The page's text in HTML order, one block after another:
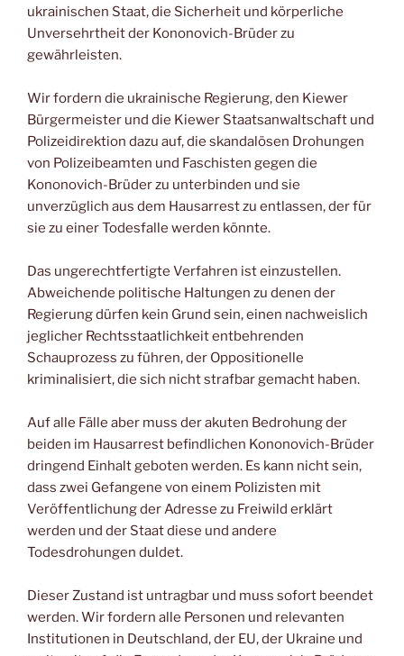
ukrainischen Staat, die Sicherheit und körperliche
Unversehrtheit der Kononovich-Brüder zu
gewährleisten.
Wir fordern die ukrainische Regierung, den Kiewer
Bürgermeister und die Kiewer Staatsanwaltschaft und
Polizeidirektion dazu auf, die skandalösen Drohungen
von Polizeibeamten und Faschisten gegen die
Kononovich-Brüder zu unterbinden und sie
unverzüglich aus dem Hausarrest zu entlassen, der für
sie zu einer Todesfalle werden könnte.
Das ungerechtfertigte Verfahren ist einzustellen.
Abweichende politische Haltungen zu denen der
Regierung dürfen kein Grund sein, einen nachweislich
jeglicher Rechtsstaatlichkeit entbehrenden
Schauprozess zu führen, der Oppositionelle
kriminalisiert, die sich nicht strafbar gemacht haben.
Auf alle Fälle aber muss der akuten Bedrohung der
beiden im Hausarrest befindlichen Kononovich-Brüder
dringend Einhalt geboten werden. Es kann nicht sein,
dass zwei Gefangene von einem Polizisten mit
Veröffentlichung der Adresse zu Freiwild erklärt
werden und der Staat diese und andere
Todesdrohungen duldet.
Dieser Zustand ist untragbar und muss sofort beendet
werden. Wir fordern alle Personen und relevanten
Institutionen in Deutschland, der EU, der Ukraine und